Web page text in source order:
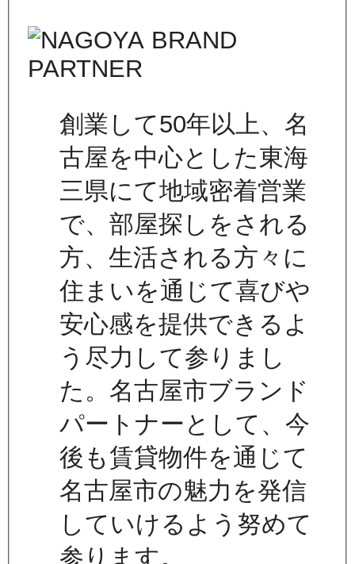
創業して50年以上、名
古屋を中心とした東海
三県にて地域密着営業
で、部屋探しをされる
方、生活される方々に
住まいを通じて喜びや
安心感を提供できるよ
う尽力して参りまし
た。名古屋市ブランド
パートナーとして、今
後も賃貸物件を通じて
名古屋市の魅力を発信
していけるよう努めて
参ります。